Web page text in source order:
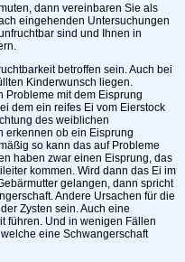
dann vereinbaren Sie als
eingehenden Untersuchungen
sind und Ihnen in
betroffen sein. Auch bei
Kinderwunsch liegen.
Probleme mit dem Eisprung
dem ein reifes Ei vom Eierstock
des weiblichen
erkennen ob ein Eisprung
so kann das auf Probleme
haben zwar einen Eisprung, das
kommen. Wird dann das Ei im
gelangen, dann spricht
Andere Ursachen für die
Zysten sein. Auch eine
führen. Und in wenigen Fällen
eine Schwangerschaft